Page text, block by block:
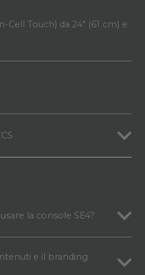
Cell Touch) da 24" (61 cm) e
la console SE4?
e il branding